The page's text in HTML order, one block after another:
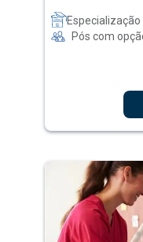
Pós com